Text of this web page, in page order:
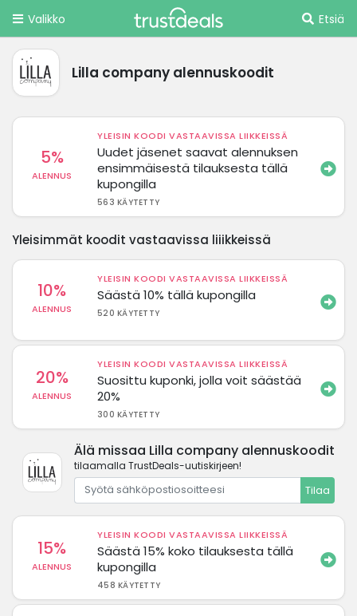
Valikko Etsiä
Lilla company alennuskoodit
5%
ALENNUS
YLEISIN KOODI VASTAAVISSA LIIKKEISSÄ
Uudet jäsenet saavat alennuksen
ensimmäisestä tilauksesta tällä
kupongilla
563 KÄYTETTY
Yleisimmät koodit vastaavissa liiikkeissä
10%
ALENNUS
YLEISIN KOODI VASTAAVISSA LIIKKEISSÄ
Säästä 10% tällä kupongilla
520 KÄYTETTY
20%
ALENNUS
YLEISIN KOODI VASTAAVISSA LIIKKEISSÄ
Suosittu kuponki, jolla voit säästää
20%
300 KÄYTETTY
Älä missaa Lilla company alennuskoodit
tilaamalla TrustDeals-uutiskirjeen!
Tilaa
15%
ALENNUS
YLEISIN KOODI VASTAAVISSA LIIKKEISSÄ
Säästä 15% koko tilauksesta tällä
kupongilla
458 KÄYTETTY